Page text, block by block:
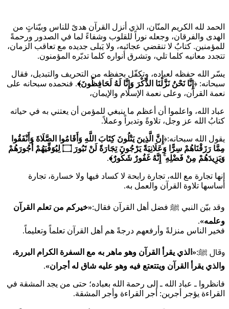
الحمد لله الكريم المنّان، الذي أنزل القرآن هدىً للناس وبيّناتٍ من
الهدى والفرقان، وجعله نوراً للقلوب وشفاءً لما في الصدور ورحمةً
للمؤمنين. كتابٌ لا تنقضي عجائبه، ولا يَبلى جديده مع تعاقب الزمان،
تتجدد معانيه كلما تلي، وتشرق أنواره كلما تدبّره المؤمنون.
يسّر الله حفظه لعباده، وتكفّل بحفظه من التحريف والتبديل، فقال
سبحانه: ﴿إِنَّا نَحْنُ نَزَّلْنَا الذِّكْرَ وَإِنَّا لَهُ لَحَافِظُونَ﴾. فنحمده سبحانه على
نعمة القرآن، وعلى نعمة الإسلام والإيمان،
عباد الله، واعلموا أن أعظم ما ينبغي للمؤمن أن يعتني به في حياته
كتابُ الله عز وجل، تلاوةً وتدبراً وعملاً.
يقول الله سبحانه:﴿ إِنَّ الَّذِينَ يَتْلُونَ كِتَابَ اللَّهِ وَأَقَامُوا الصَّلَاةَ وَأَنْفَقُوا
مِمَّا رَزَقْنَاهُمْ سِرًّا وَعَلَانِيَةً يَرْجُونَ تِجَارَةً لَنْ تَبُورَ ۝ لِيُوَفِّيَهُمْ أُجُورَهُمْ
وَيَزِيدَهُمْ مِنْ فَضْلِهِ ۚ إِنَّهُ غَفُورٌ شَكُورٌ﴾.
إنها تجارة مع الله، تجارة رابحة لا كساد فيها ولا خسارة، تجارة
أساسها تلاوة القرآن والعمل به.
وقد بيّن النبي ﷺ فضل أهل القرآن فقال:«خيركم من تعلم القرآن
وعلمه»
.
فخير الناس منزلةً وأرفعهم درجةً هم أهل القرآن تعلماً وتعليماً.
وقال ﷺ:« الذي يقرأ القرآن وهو ماهر به مع السفرة الكرام البررة،
والذي يقرأ القرآن ويتتعتع فيه وهو عليه شاق له أجران»
.
فانظروا ـ عباد الله ـ إلى رحمة الله بعباده؛ حتى من يجد المشقة في
القراءة يؤجر أجرين: أجر القراءة وأجر المشقة.